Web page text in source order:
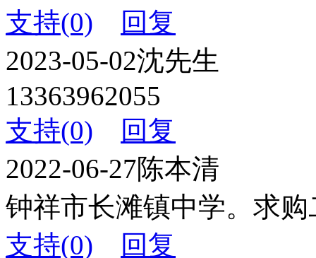
支持(0)
回复
2023-05-02沈先生
13363962055
支持(0)
回复
2022-06-27陈本清
钟祥市长滩镇中学。求
支持(0)
回复